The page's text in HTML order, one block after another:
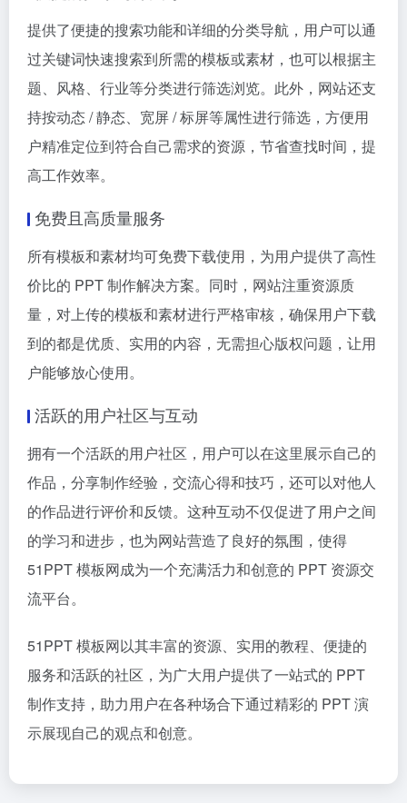
提供了便捷的搜索功能和详细的分类导航，用户可以通
过关键词快速搜索到所需的模板或素材，也可以根据主
题、风格、行业等分类进行筛选浏览。此外，网站还支
持按动态 / 静态、宽屏 / 标屏等属性进行筛选，方便用
户精准定位到符合自己需求的资源，节省查找时间，提
高工作效率。
免费且高质量服务
所有模板和素材均可免费下载使用，为用户提供了高性
价比的 PPT 制作解决方案。同时，网站注重资源质
量，对上传的模板和素材进行严格审核，确保用户下载
到的都是优质、实用的内容，无需担心版权问题，让用
户能够放心使用。
活跃的用户社区与互动
拥有一个活跃的用户社区，用户可以在这里展示自己的
作品，分享制作经验，交流心得和技巧，还可以对他人
的作品进行评价和反馈。这种互动不仅促进了用户之间
的学习和进步，也为网站营造了良好的氛围，使得
51PPT 模板网成为一个充满活力和创意的 PPT 资源交
流平台。
51PPT 模板网以其丰富的资源、实用的教程、便捷的
服务和活跃的社区，为广大用户提供了一站式的 PPT
制作支持，助力用户在各种场合下通过精彩的 PPT 演
示展现自己的观点和创意。